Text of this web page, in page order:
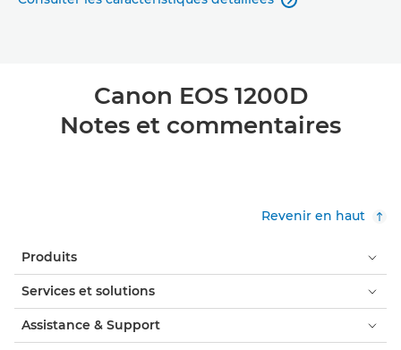
Canon EOS 1200D
Notes et commentaires
Revenir en haut
Produits
Services et solutions
Assistance & Support